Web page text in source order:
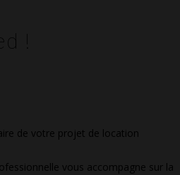
!
de votre projet de location
vous accompagne sur la